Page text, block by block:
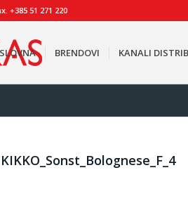
+385 51 271 220
BRENDOVI KANALI
KIKKO_Sonst_Bolognese_F_4